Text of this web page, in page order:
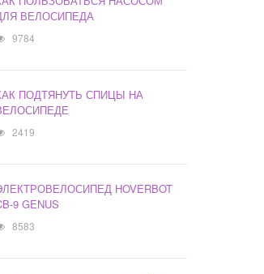
ВЕЛОСИПЕДА
9784
ПОДТЯНУТЬ СПИЦЫ НА
2419
HOVERBOT
9 GENUS
8583